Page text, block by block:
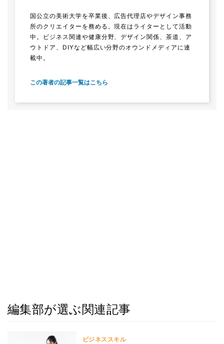
国公立の美術大学を卒業後、広告代理店やデザイン事務
所のクリエイターを務める。現在はライターとして活動
中。ビジネス関連や健康分野、デザイン関係、茶道、ア
ウトドア、DIYなど幅広い分野のオウンドメディアに連
載中。
この著者の記事一覧はこちら
編集部が選ぶ関連記事
ビジネススキル